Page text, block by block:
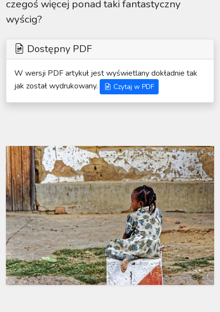
czegoś więcej ponad taki fantastyczny
wyścig?
Dostępny PDF
W wersji PDF artykuł jest wyświetlany dokładnie tak
jak został wydrukowany.
Czytaj w PDF